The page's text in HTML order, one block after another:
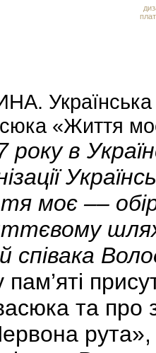
Українська
«Життя
в
моє ––
співака
пам’яті
та про
рута»,